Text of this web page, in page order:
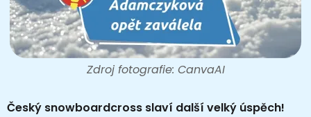
Zdroj fotografie: CanvaAI
Český snowboardcross slaví další velký úspěch!